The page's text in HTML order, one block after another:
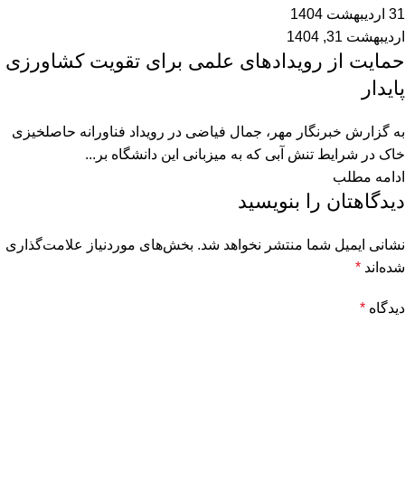
31 اردیبهشت 1404
اردیبهشت 31, 1404
حمایت از رویدادهای علمی برای تقویت کشاورزی
پایدار
به گزارش خبرنگار مهر، جمال فیاضی در رویداد فناورانه حاصلخیزی
خاک در شرایط تنش آبی که به میزبانی این دانشگاه بر...
ادامه مطلب
دیدگاهتان را بنویسید
نشانی ایمیل شما منتشر نخواهد شد. بخش‌های موردنیاز علامت‌گذاری
شده‌اند *
دیدگاه *